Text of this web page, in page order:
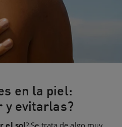
en la piel:
y evitarlas?